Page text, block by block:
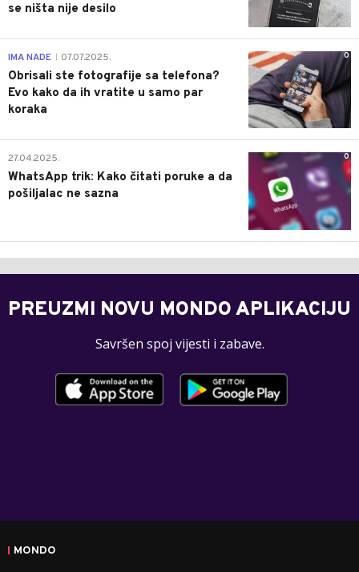
se ništa nije desilo
0
IMA NADE 07.07.2025.
Obrisali ste fotografije sa telefona?
Evo kako da ih vratite u samo par
koraka
0
27.04.2025.
WhatsApp trik: Kako čitati poruke a da
pošiljalac ne sazna
PREUZMI NOVU MONDO APLIKACIJU
Savršen spoj vijesti i zabave.
MONDO